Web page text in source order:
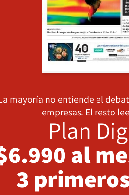
mayoría no entiende el
empresas. El resto
Plan
al
3